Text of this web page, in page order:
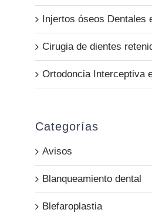
Injertos óseos Dentales
Cirugia de dientes
Ortodoncia Interceptiva
Categorías
Avisos
Blanqueamiento dental
Blefaroplastia